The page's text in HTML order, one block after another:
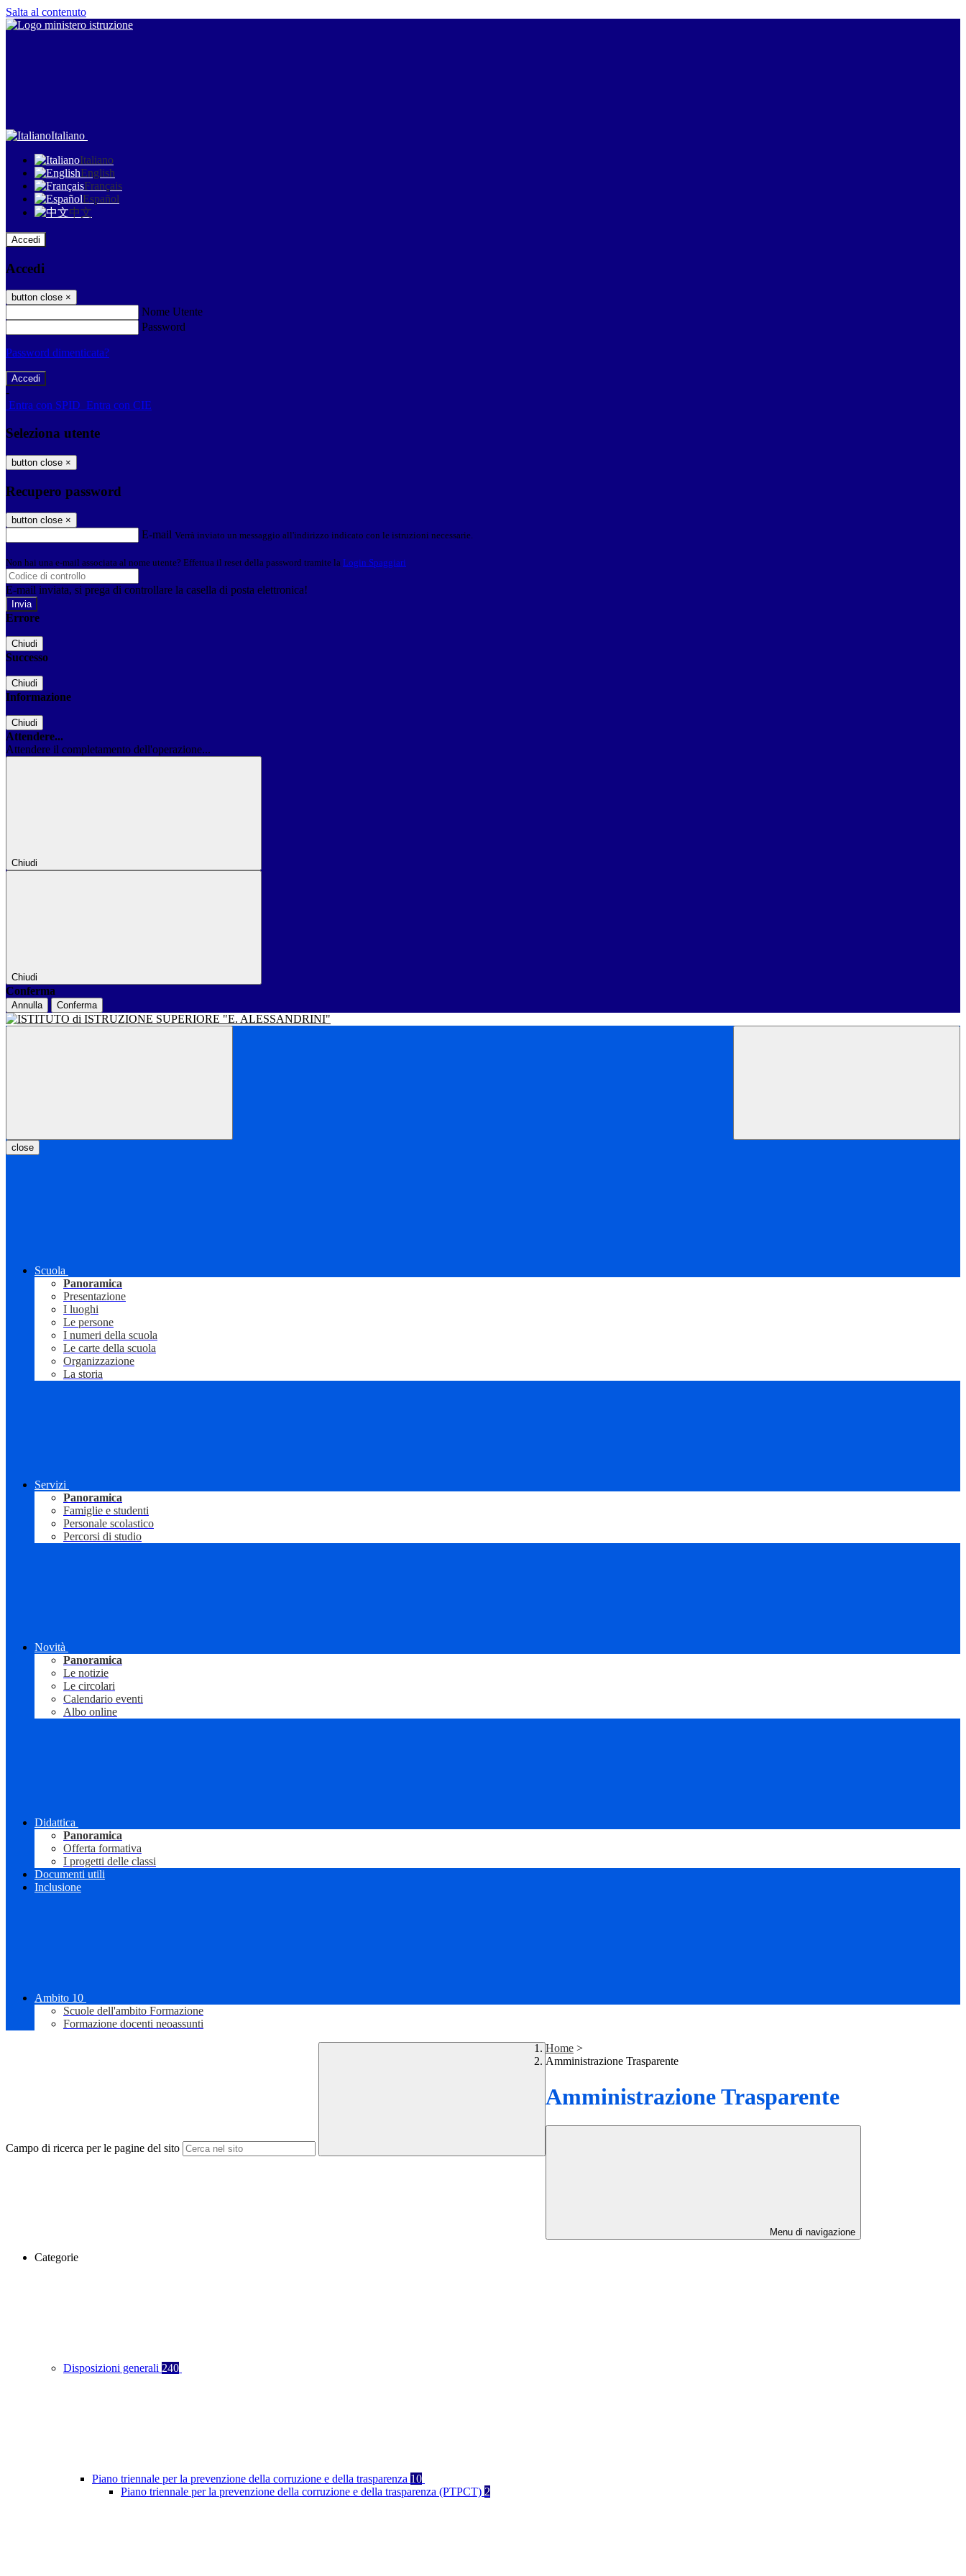
Salta al contenuto
Italiano
Italiano
English
Français
Español
中文
Accedi
Accedi
button close ×
Nome Utente
Password
Password dimenticata?
-
Entra con SPID Entra con CIE
Seleziona utente
button close ×
Recupero password
button close ×
E-mail Verrà inviato un messaggio all'indirizzo indicato con le istruzioni necessarie.
Non hai una e-mail associata al nome utente? Effettua il reset della password tramite la Login Spaggiari
E-mail inviata, si prega di controllare la casella di posta elettronica!
Errore
Chiudi
Successo
Chiudi
Informazione
Chiudi
Attendere...
Attendere il completamento dell'operazione...
Chiudi
Chiudi
Conferma
Annulla Conferma
close
Scuola
Panoramica
Presentazione
I luoghi
Le persone
I numeri della scuola
Le carte della scuola
Organizzazione
La storia
Servizi
Panoramica
Famiglie e studenti
Personale scolastico
Percorsi di studio
Novità
Panoramica
Le notizie
Le circolari
Calendario eventi
Albo online
Didattica
Panoramica
Offerta formativa
I progetti delle classi
Documenti utili
Inclusione
Ambito 10
Scuole dell'ambito Formazione
Formazione docenti neoassunti
Campo di ricerca per le pagine del sito
Home >
Amministrazione Trasparente
Amministrazione Trasparente
Menu di navigazione
Categorie
Disposizioni generali 240
Piano triennale per la prevenzione della corruzione e della trasparenza 10
Piano triennale per la prevenzione della corruzione e della trasparenza (PTPCT) 2